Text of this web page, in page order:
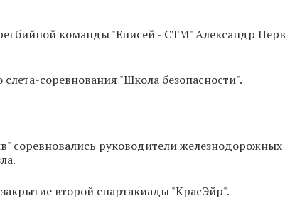
команды "Енисей - СТМ" Александр
соревнования "Школа безопасности".
соревновались руководители железнодорожных
второй спартакиады "КрасЭйр".